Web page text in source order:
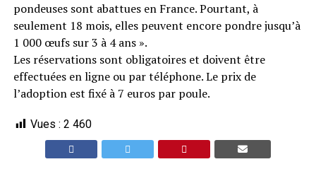
pondeuses sont abattues en France. Pourtant, à
seulement 18 mois, elles peuvent encore pondre jusqu’à
1 000 œufs sur 3 à 4 ans ».
Les réservations sont obligatoires et doivent être
effectuées en ligne ou par téléphone. Le prix de
l’adoption est fixé à 7 euros par poule.
Vues : 2 460